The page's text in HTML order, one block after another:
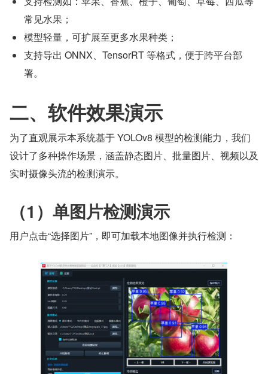
常见水果；
模型轻量，可扩展至更多水果种类；
支持导出 ONNX、TensorRT 等格式，便于跨平台部
署。
二、软件效果演示
为了直观展示本系统基于 YOLOv8 模型的检测能力，我们
设计了多种操作场景，涵盖静态图片、批量图片、视频以及
实时摄像头流的检测演示。
（1）单图片检测演示
用户点击“选择图片”，即可加载本地图像并执行检测：